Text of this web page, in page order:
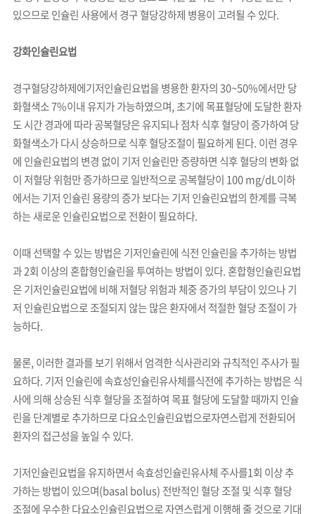
있으므로 인슐린 사용에서 경구 혈당강하제 병용이 고려될 수 있다.
강화인슐린요법
경구혈당강하제에기저인슐린요법을 병용한 환자의 30~50%에서만 당
화혈색소 7%이내 유지가 가능하였으며, 초기에 목표혈당에 도달한 환자
도 시간 경과에 따라 공복혈당은 유지되나 점차 식후 혈당이 증가하여 당
화혈색소가 다시 상승하므로 식후 혈당조절이 필요하게 된다. 이런 경우
에 인슐린요법의 변경 없이 기저 인슐린만 증량하면 식후 혈당의 변화 없
이 저혈당 위험만 증가하므로 일반적으로 공복혈당이 100 mg/dL이하
에서는 기저 인슐린 용량의 증가 보다는 기저 인슐린요법의 한계를 극복
하는 새로운 인슐린요법으로 전환이 필요하다.
이때 선택할 수 있는 방법은 기저인슐린에 식전 인슐린을 추가하는 방법
과 2회 이상의 혼합형인슐린을 투여하는 방법이 있다. 혼합형인슐린요법
은 기저인슐린요법에 비해 저혈당 위험과 체중 증가의 부담이 있으나 기
저 인슐린요법으로 조절되지 않는 많은 환자에서 적절한 혈당 조절이 가
능하다.
물론, 이러한 결과를 보기 위해서 엄격한 식사관리와 규칙적인 주사가 필
요하다. 기저 인슐린에 속효성인슐린유사체를식전에 추가하는 방법은 식
사에 의해 상승된 식후 혈당을 조절하여 목표 혈당에 도달할 때까지 인슐
린을 단계별로 추가하므로 다요소인슐린요법으로자연스럽게 전환되어
환자의 접근성을 높일 수 있다.
기저인슐린요법을 유지하면서 속효성인슐린유사체 주사를1회 이상 추
가하는 방법이 있으며(basal bolus) 전반적인 혈당 조절 및 식후 혈당
조절에 우수한 다요소인슐린요법으로 자연스럽게 이행해 줄 것으로 기대